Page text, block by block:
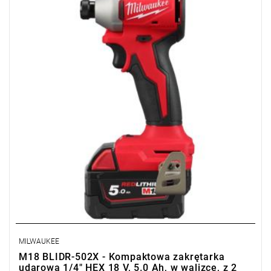
Promocja wyłącznie dla podmiotów posiadających NIP.
Sprawdź szczegóły promocji.
MILWAUKEE
M18 BLIDR-502X - Kompaktowa zakrętarka
udarowa 1/4" HEX 18 V, 5.0 Ah, w walizce, z 2